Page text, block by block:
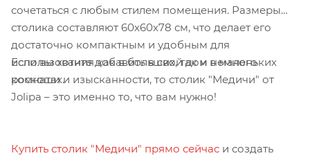
сочетаться с любым стилем помещения. Размеры
столика составляют 60х60х78 см, что делает его
достаточно компактным и удобным для
использования как в больших, так и в маленьких
комнатах.
Если вы хотите добавить в свой дом немного
роскоши и изысканности, то столик "Медичи" от
Jolipa – это именно то, что вам нужно!
Купить столик "Медичи" прямо сейчас и создать